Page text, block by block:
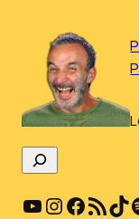
contenu
e
c
YouTube Instagram Facebook Flux RSS TikTok